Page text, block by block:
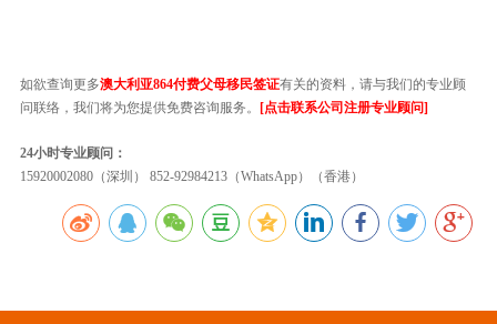
如欲查询更多澳大利亚864付费父母移民签证有关的资料，请与我们的专业顾
问联络，我们将为您提供免费咨询服务。
[点击联系公司注册专业顾问]
24小时专业顾问：
15920002080（深圳） 852-92984213（WhatsApp）（香港）